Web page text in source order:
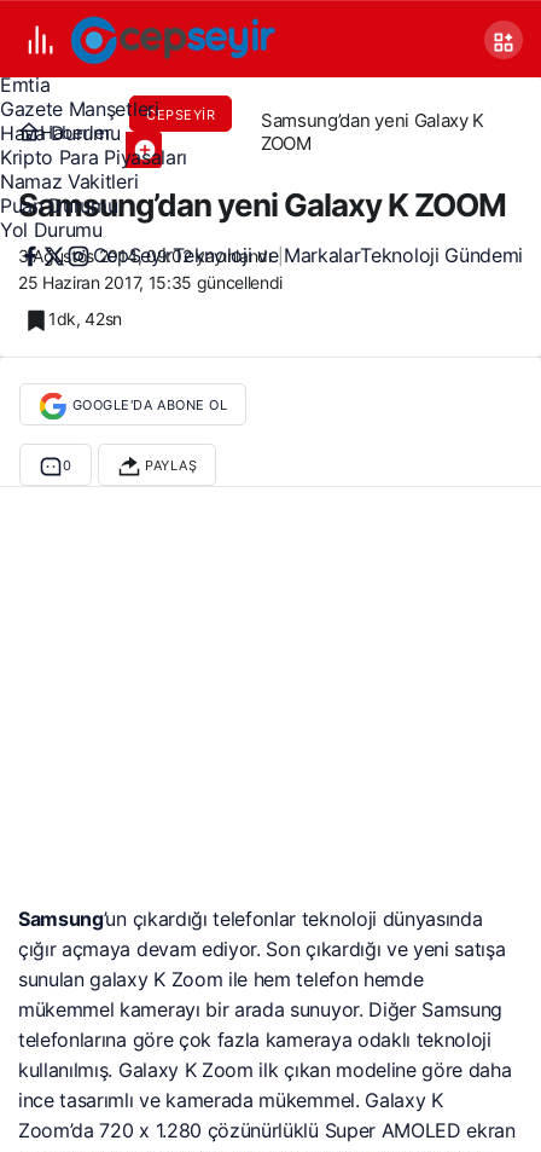
Covid 19
Döviz Kurları
Emtia
Gazete Manşetleri
Hava Durumu
Kripto Para Piyasaları
Namaz Vakitleri
Puan Durumu
Yol Durumu
CepSeyirTeknoloji ve MarkalarTeknoloji Gündemi
Haberler
CEPSEYIR
Samsung’dan yeni Galaxy K
ZOOM
Samsung’dan yeni Galaxy K ZOOM
3 Ağustos 2014, 09:02yayınlandı
25 Haziran 2017, 15:35 güncellendi
1dk, 42sn
GOOGLE'DA ABONE OL
0 PAYLAŞ
Samsung’un çıkardığı telefonlar teknoloji dünyasında
çığır açmaya devam ediyor. Son çıkardığı ve yeni satışa
sunulan galaxy K Zoom ile hem telefon hemde
mükemmel kamerayı bir arada sunuyor. Diğer Samsung
telefonlarına göre çok fazla kameraya odaklı teknoloji
kullanılmış. Galaxy K Zoom ilk çıkan modeline göre daha
ince tasarımlı ve kamerada mükemmel. Galaxy K
Zoom’da 720 x 1.280 çözünürlüklü Super AMOLED ekran